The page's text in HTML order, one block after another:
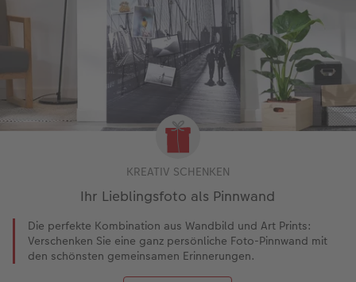
KREATIV SCHENKEN
Ihr Lieblingsfoto als Pinnwand
Die perfekte Kombination aus Wandbild und Art Prints:
Verschenken Sie eine ganz persönliche Foto-Pinnwand mit
den schönsten gemeinsamen Erinnerungen.